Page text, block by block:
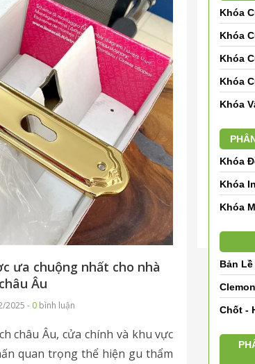
ưa chuộng nhất cho nhà
Âu
2025 - 0bình luận
châu Âu, cửa chính và khu vực
quan trọng thể hiện gu thẩm
Đội ngũ
muốn
mã đa
dịch vụ
thông
HOTLINE:
Danh
TIN TỨC
Dự án
Khóa
Khóa
Khóa
Khóa
Khóa
Khóa
Khóa
Khóa
Bản Lề
Clemon
Chốt -